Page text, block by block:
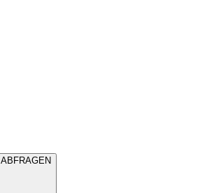
ABFRAGEN